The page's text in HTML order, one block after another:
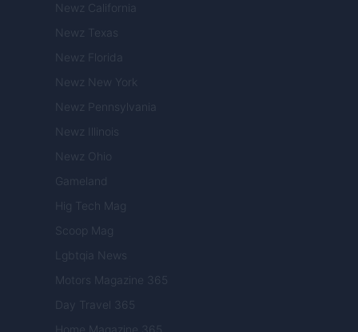
Newz California
Newz Texas
Newz Florida
Newz New York
Newz Pennsylvania
Newz Illinois
Newz Ohio
Gameland
Hig Tech Mag
Scoop Mag
Lgbtqia News
Motors Magazine 365
Day Travel 365